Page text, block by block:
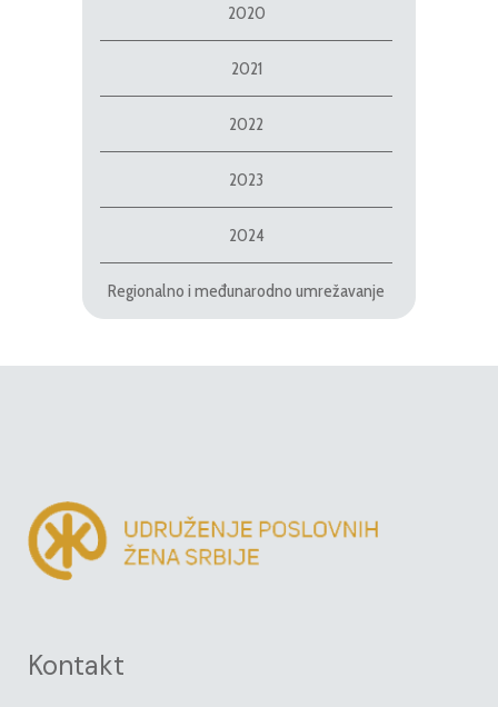
2020
2021
2022
2023
2024
Regionalno i međunarodno umrežavanje
Kontakt